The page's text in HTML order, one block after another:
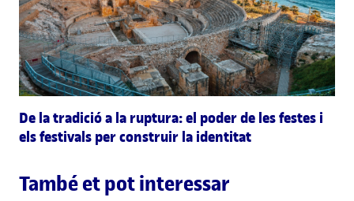
De la tradició a la ruptura: el poder de les festes i
els festivals per construir la identitat
També et pot interessar